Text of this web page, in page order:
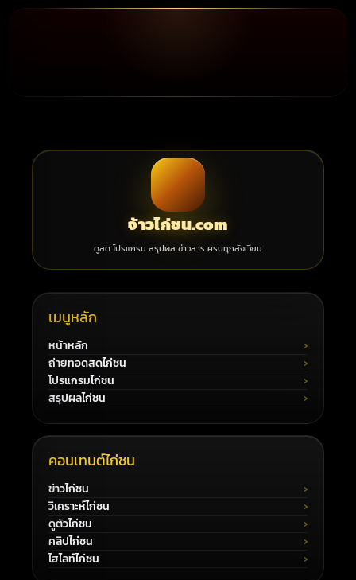
จ้าวไก่ชน.com
ดูสด โปรแกรม สรุปผล ข่าวสาร ครบทุกสังเวียน
เมนูหลัก
หน้าหลัก
ถ่ายทอดสดไก่ชน
โปรแกรมไก่ชน
สรุปผลไก่ชน
คอนเทนต์ไก่ชน
ข่าวไก่ชน
วิเคราะห์ไก่ชน
ดูตัวไก่ชน
คลิปไก่ชน
ไฮไลท์ไก่ชน